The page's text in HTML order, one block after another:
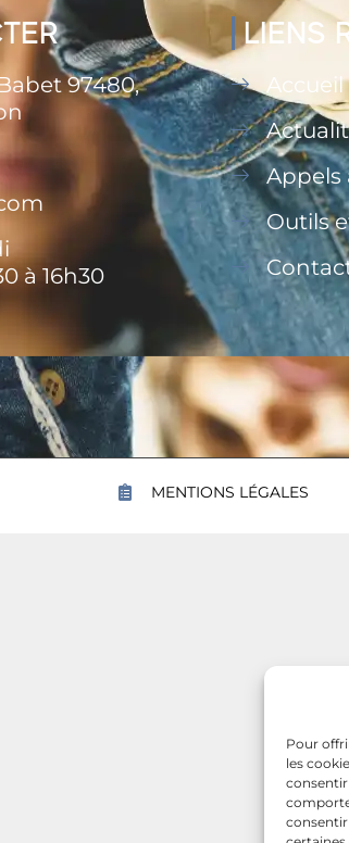
Pour
les
97480,
à 16h30
LIENS
Accueil
Appels
Outils
MENTIONS LÉGALES